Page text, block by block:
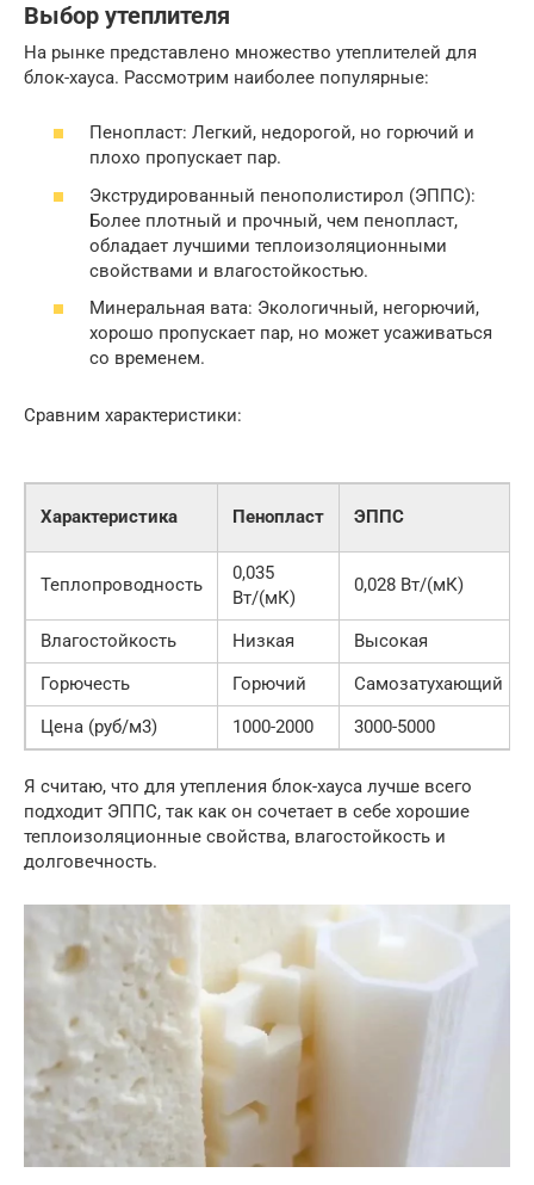
Выбор утеплителя
На рынке представлено множество утеплителей для
блок-хауса. Рассмотрим наиболее популярные:
Пенопласт: Легкий, недорогой, но горючий и
плохо пропускает пар.
Экструдированный пенополистирол (ЭППС):
Более плотный и прочный, чем пенопласт,
обладает лучшими теплоизоляционными
свойствами и влагостойкостью.
Минеральная вата: Экологичный, негорючий,
хорошо пропускает пар, но может усаживаться
со временем.
Сравним характеристики:
Характеристика Пенопласт ЭППС
Теплопроводность
0,035
Вт/(мК)
0,028 Вт/(мК)
Влагостойкость
Низкая Высокая
Горючесть
Горючий Самозатухающий
Цена (руб/м3)
1000-2000 3000-5000
Я считаю, что для утепления блок-хауса лучше всего
подходит ЭППС, так как он сочетает в себе хорошие
теплоизоляционные свойства, влагостойкость и
долговечность.